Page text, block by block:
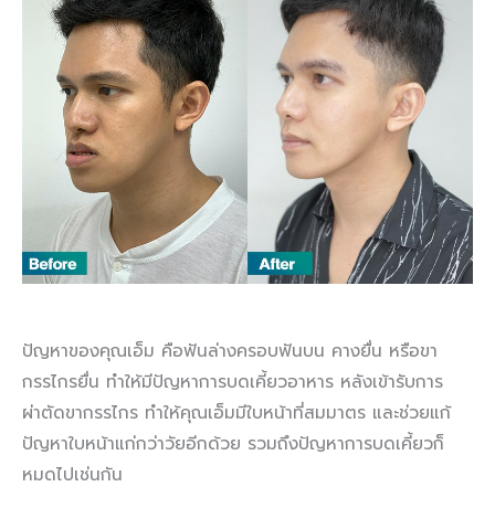
ปัญหาของคุณเอ็ม คือฟันล่างครอบฟันบน คางยื่น หรือขา
กรรไกรยื่น ทำให้มีปัญหาการบดเคี้ยวอาหาร หลังเข้ารับการ
ผ่าตัดขากรรไกร ทำให้คุณเอ็มมีใบหน้าที่สมมาตร และช่วยแก้
ปัญหาใบหน้าแก่กว่าวัยอีกด้วย รวมถึงปัญหาการบดเคี้ยวก็
หมดไปเช่นกัน